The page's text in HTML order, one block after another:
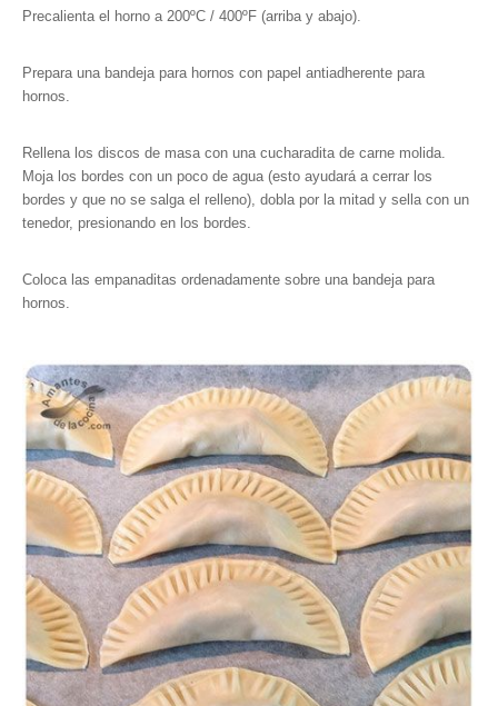
Precalienta el horno a 200ºC / 400ºF (arriba y abajo).
Prepara una bandeja para hornos con papel antiadherente para
hornos.
Rellena los discos de masa con una cucharadita de carne molida.
Moja los bordes con un poco de agua (esto ayudará a cerrar los
bordes y que no se salga el relleno), dobla por la mitad y sella con un
tenedor, presionando en los bordes.
Coloca las empanaditas ordenadamente sobre una bandeja para
hornos.